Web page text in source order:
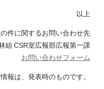
以上
件に関するお問い合わせ先
組 CSR室広報部広報第一課
お問い合わせフォーム
報は、発表時のものです。